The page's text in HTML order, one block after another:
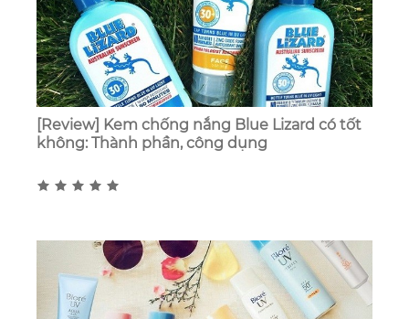
[Review] Kem chống nắng Blue Lizard có tốt
không: Thành phần, công dụng